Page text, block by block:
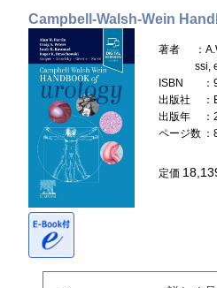
Campbell-Walsh-Wein
著者
：
ssi,
ISBN
出版社
出版年
ページ数
定価